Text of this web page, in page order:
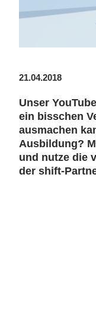
21.04.2018
Unser
ein bisschen
ausmachen
Ausbildung?
und nutze die
der shift-